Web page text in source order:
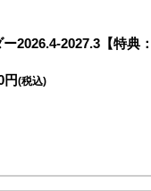
2026.4-2027.3【特典
円(税込)